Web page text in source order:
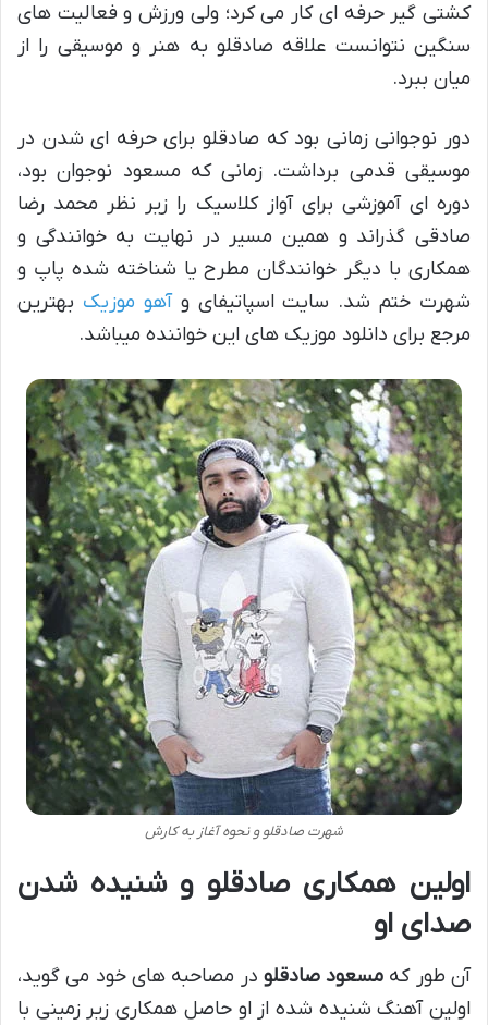
کشتی گیر حرفه ای کار می کرد؛ ولی ورزش و فعالیت های
سنگین نتوانست علاقه صادقلو به هنر و موسیقی را از
میان ببرد.
دور نوجوانی زمانی بود که صادقلو برای حرفه ای شدن در
موسیقی قدمی برداشت. زمانی که مسعود نوجوان بود،
دوره ای آموزشی برای آواز کلاسیک را زیر نظر محمد رضا
صادقی گذراند و همین مسیر در نهایت به خوانندگی و
همکاری با دیگر خوانندگان مطرح یا شناخته شده پاپ و
شهرت ختم شد. سایت اسپاتیفای وآهو موزیک بهترین
مرجع برای دانلود موزیک های این خواننده میباشد.
شهرت صادقلو و نحوه آغاز به کارش
اولین همکاری صادقلو و شنیده شدن
صدای او
آن طور که مسعود صادقلو در مصاحبه های خود می گوید،
اولین آهنگ شنیده شده از او حاصل همکاری زیر زمینی با